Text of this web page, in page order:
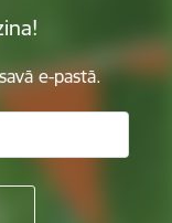
e-pastā.